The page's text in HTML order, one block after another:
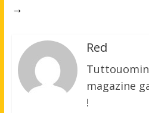
→
Red
magazine
!